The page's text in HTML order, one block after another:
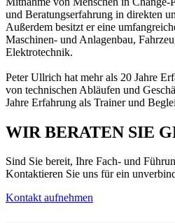
und Beratungserfahrung in direkten
Außerdem besitzt er eine
Maschinen- und Anlagenbau,
Elektrotechnik.
Peter Ullrich hat mehr als 20 Jahre
von technischen Abläufen und
Jahre Erfahrung als Trainer und
WIR BERATEN SIE
Sind Sie bereit, Ihre Fach- und
Kontaktieren Sie uns für ein
Kontakt aufnehmen